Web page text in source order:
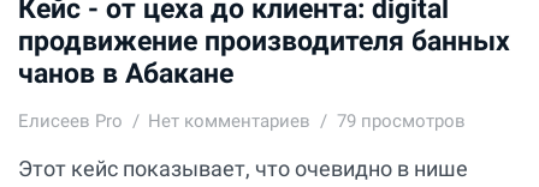
Кейс - от цеха до клиента: digital
продвижение производителя банных
чанов в Абакане
Елисеев Pro Нет комментариев 79 просмотров
Этот кейс показывает, что очевидно в нише